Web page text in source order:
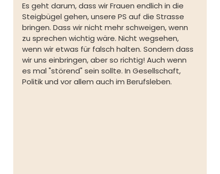
Es geht darum, dass wir Frauen endlich in die
Steigbügel gehen, unsere PS auf die Strasse
bringen. Dass wir nicht mehr schweigen, wenn
zu sprechen wichtig wäre. Nicht wegsehen,
wenn wir etwas für falsch halten. Sondern dass
wir uns einbringen, aber so richtig! Auch wenn
es mal "störend" sein sollte. In Gesellschaft,
Politik und vor allem auch im Berufsleben.